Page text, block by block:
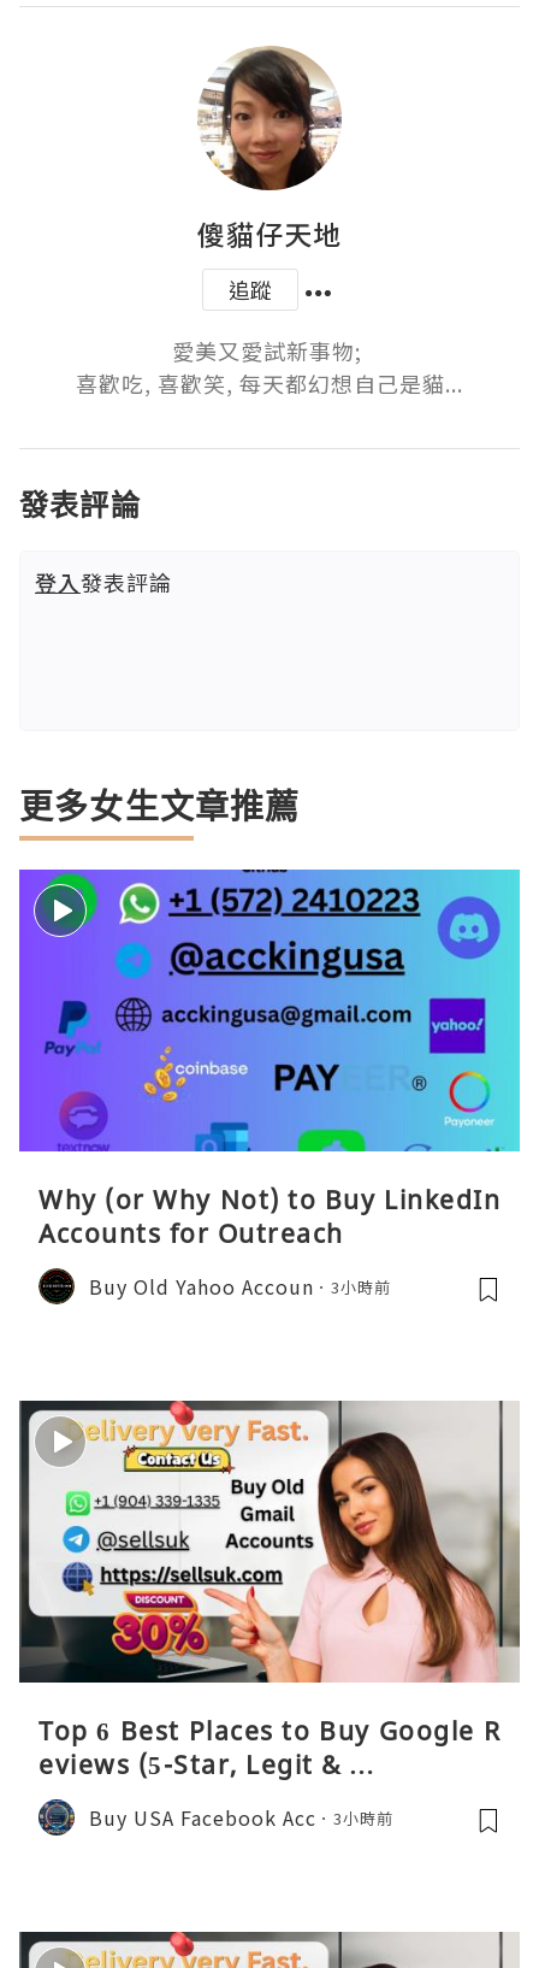
傻貓仔天地
追蹤
愛美又愛試新事物;
喜歡吃, 喜歡笑, 每天都幻想自己是貓...
發表評論
登入發表評論
更多女生文章推薦
Why (or Why Not) to Buy LinkedIn
Accounts for Outreach
Buy Old Yahoo Accoun 3小時前
Top 6 Best Places to Buy Google R
eviews (5-Star, Legit & …
Buy USA Facebook Acc 3小時前